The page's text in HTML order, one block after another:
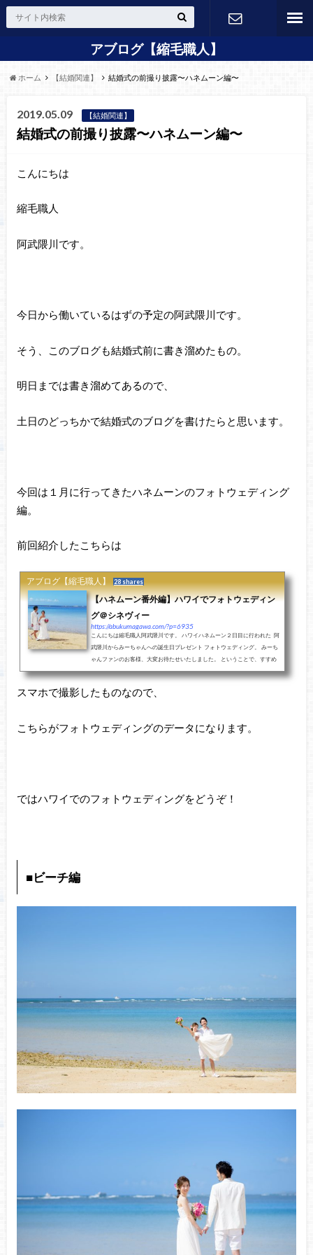
アブログ【縮毛職人】24H Web
ホーム 【結婚関連】 結婚式の前撮り披露〜ハネムーン編〜
2019.05.09 【結婚関連】
結婚式の前撮り披露〜ハネムーン編〜
こんにちは
縮毛職人
阿武隈川です。
今日から働いているはずの予定の阿武隈川です。
そう、このブログも結婚式前に書き溜めたもの。
明日までは書き溜めてあるので、
土日のどっちかで結婚式のブログを書けたらと思います。
今回は１月に行ってきたハネムーンのフォトウェディング
編。
前回紹介したこちらは
アブログ【縮毛職人】 28 shares
【ハネムーン番外編】ハワイでフォトウェディン
グ＠シネヴィー
https://abukumagawa.com/?p=6935
こんにちは縮毛職人阿武隈川です。 ハワイハネムーン２日目に行われた 阿
武隈川からみーちゃんへの誕生日プレゼント フォトウェディング。 みーち
ゃんファンのお客様、大変お待たせいたしました。 ということで、すすめ
ていきましょ...
スマホで撮影したものなので、
こちらがフォトウェディングのデータになります。
ではハワイでのフォトウェディングをどうぞ！
■ビーチ編